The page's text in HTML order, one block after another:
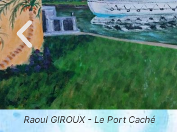
Anne-Charlotte LEE - La Petite Église de